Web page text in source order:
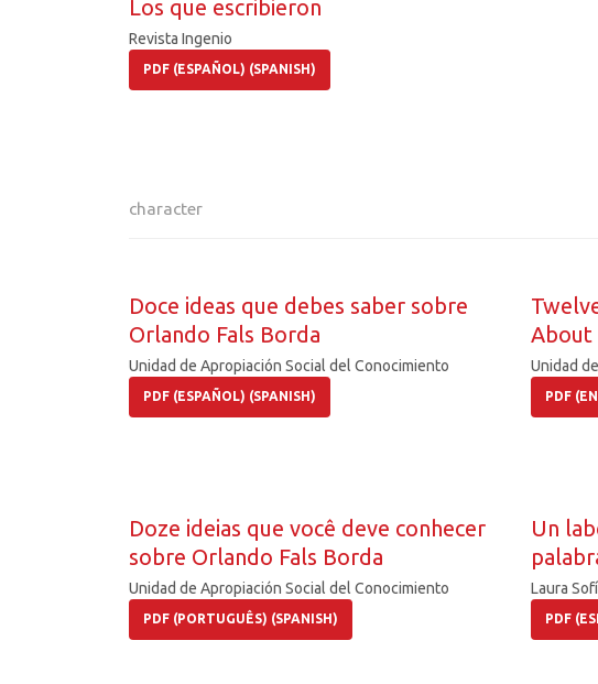
Los que escribieron
Revista Ingenio
PDF (ESPAÑOL) (SPANISH)
character
Doce ideas que debes saber sobre
Orlando Fals Borda
Unidad de Apropiación Social del Conocimiento
PDF (ESPAÑOL) (SPANISH)
About
Unidad
PDF
Doze ideias que você deve conhecer
sobre Orlando Fals Borda
Unidad de Apropiación Social del Conocimiento
PDF (PORTUGUÊS) (SPANISH)
Un
Laura
PDF